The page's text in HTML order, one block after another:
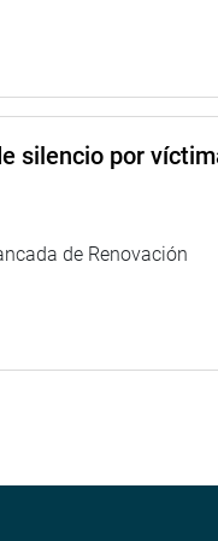
en la provincia de
de una
la población
silencio por
de Renovación